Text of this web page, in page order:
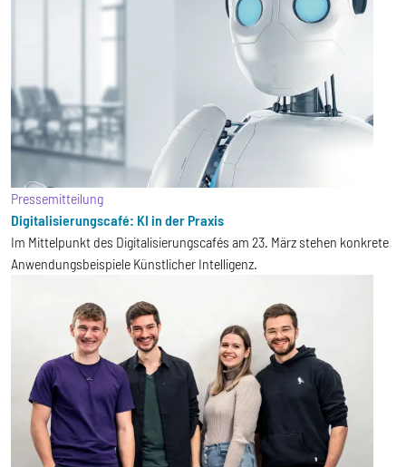
Pressemitteilung
Digitalisierungscafé: KI in der Praxis
Im Mittelpunkt des Digitalisierungscafés am 23. März stehen konkrete
Anwendungsbeispiele Künstlicher Intelligenz.